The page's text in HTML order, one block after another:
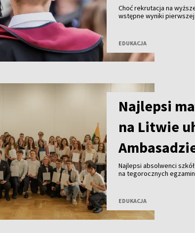
Choć rekrutacja na
wstępne wyniki
EDUKACJA
Najlepsi
na Litwie
Najlepsi absolwenci
na tegorocznych
EDUKACJA